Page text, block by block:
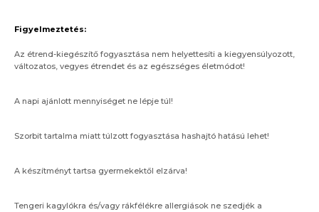
Figyelmeztetés:
Az étrend-kiegészítő fogyasztása nem helyettesíti a kiegyensúlyozott,
változatos, vegyes étrendet és az egészséges életmódot!
A napi ajánlott mennyiséget ne lépje túl!
Szorbit tartalma miatt túlzott fogyasztása hashajtó hatású lehet!
A készítményt tartsa gyermekektől elzárva!
Tengeri kagylókra és/vagy rákfélékre allergiások ne szedjék a